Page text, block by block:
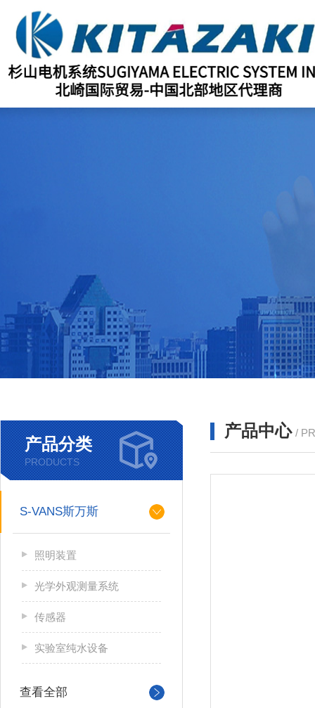
产品分类
PRODUCTS
S-VANS斯万斯
照明装置
光学外观测量系统
传感器
实验室纯水设备
查看全部
产品中心 /